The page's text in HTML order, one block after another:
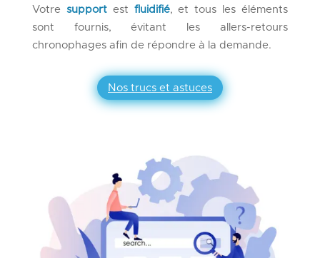
Votre supportest fluidifié, et tous les éléments
sont fournis, évitant les allers-retours
chronophages afin de répondre à la demande.
Nos trucs et astuces